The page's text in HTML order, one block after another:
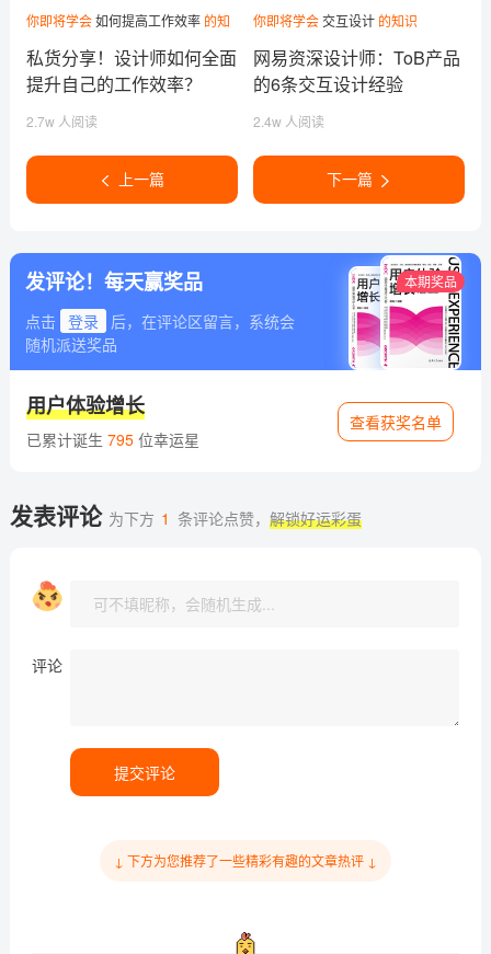
你即将学会如何提高工作效率的知
识
私货分享！设计师如何全面
提升自己的工作效率？
2.7w 人阅读
上一篇
你即将学会交互设计 的知识
网易资深设计师：ToB产品
的6条交互设计经验
2.4w 人阅读
下一篇
发评论！每天赢奖品
点击 登录
后，在评论区留言，系统会
随机派送奖品
本期奖品
用户体验增长
已累计诞生 795位幸运星
查看获奖名单
发表评论 为下方 1 条评论点赞，解锁好运彩蛋
评论
提交评论
↓ 下方为您推荐了一些精彩有趣的文章热评 ↓